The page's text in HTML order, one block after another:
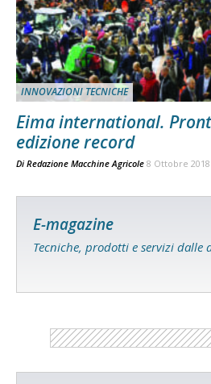
INNOVAZIONI TECNICHE
Eima international.
edizione record
Di Redazione Macchine Agricole 8 Ottobre 2018
E-magazine
Tecniche, prodotti e servizi dalle